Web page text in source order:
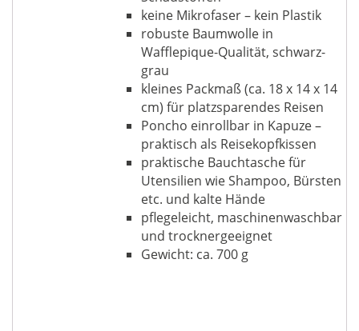
keine Mikrofaser – kein Plastik
robuste Baumwolle in
Wafflepique-Qualität, schwarz-
grau
kleines Packmaß (ca. 18 x 14 x 14
cm) für platzsparendes Reisen
Poncho einrollbar in Kapuze –
praktisch als Reisekopfkissen
praktische Bauchtasche für
Utensilien wie Shampoo, Bürsten
etc. und kalte Hände
pflegeleicht, maschinenwaschbar
und trocknergeeignet
Gewicht: ca. 700 g